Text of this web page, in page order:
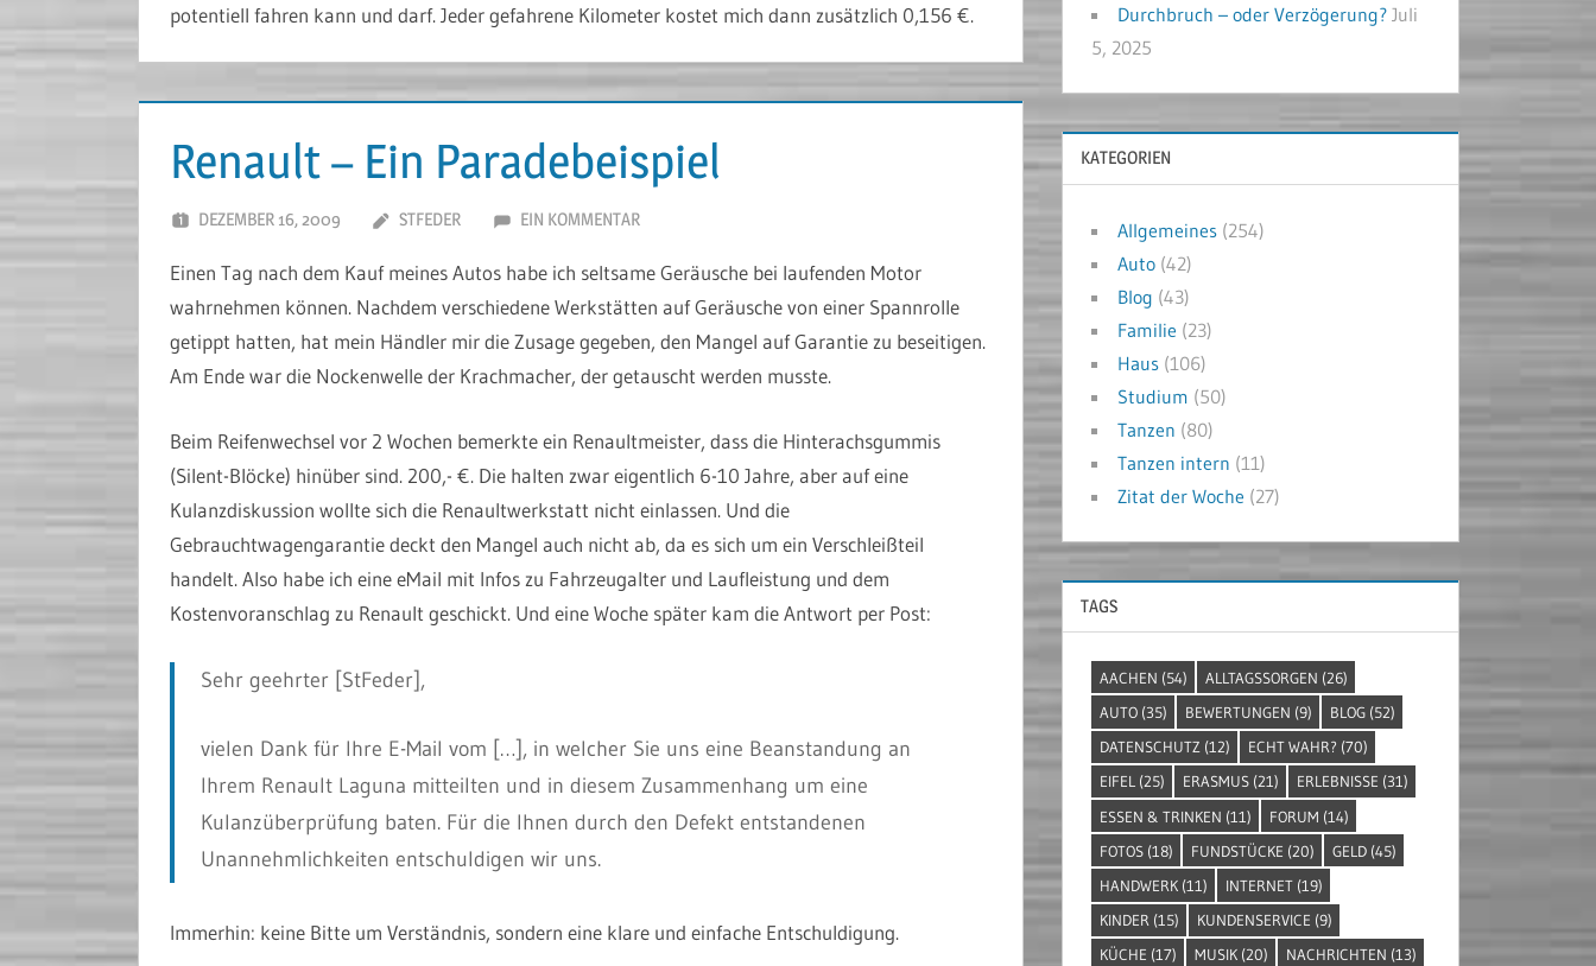
potentiell fahren kann und darf. Jeder gefahrene Kilometer kostet mich dann zusätzlich 0,156 €.
Renault – Ein Paradebeispiel
DEZEMBER 16, 2009 STFEDER EIN KOMMENTAR
Einen Tag nach dem Kauf meines Autos habe ich seltsame Geräusche bei laufenden Motor
wahrnehmen können. Nachdem verschiedene Werkstätten auf Geräusche von einer Spannrolle
getippt hatten, hat mein Händler mir die Zusage gegeben, den Mangel auf Garantie zu beseitigen.
Am Ende war die Nockenwelle der Krachmacher, der getauscht werden musste.
Beim Reifenwechsel vor 2 Wochen bemerkte ein Renaultmeister, dass die Hinterachsgummis
(Silent-Blöcke) hinüber sind. 200,- €. Die halten zwar eigentlich 6-10 Jahre, aber auf eine
Kulanzdiskussion wollte sich die Renaultwerkstatt nicht einlassen. Und die
Gebrauchtwagengarantie deckt den Mangel auch nicht ab, da es sich um ein Verschleißteil
handelt. Also habe ich eine eMail mit Infos zu Fahrzeugalter und Laufleistung und dem
Kostenvoranschlag zu Renault geschickt. Und eine Woche später kam die Antwort per Post:
Sehr geehrter [StFeder],
vielen Dank für Ihre E-Mail vom […], in welcher Sie uns eine Beanstandung an
Ihrem Renault Laguna mitteilten und in diesem Zusammenhang um eine
Kulanzüberprüfung baten. Für die Ihnen durch den Defekt entstandenen
Unannehmlichkeiten entschuldigen wir uns.
Immerhin: keine Bitte um Verständnis, sondern eine klare und einfache Entschuldigung.
Durchbruch – oder Verzögerung? Juli
5, 2025
KATEGORIEN
Allgemeines (254)
Auto (42)
Blog (43)
Familie (23)
Haus (106)
Studium (50)
Tanzen (80)
Tanzen intern (11)
Zitat der Woche (27)
TAGS
AACHEN (54) ALLTAGSSORGEN (26)
AUTO(35) BEWERTUNGEN (9) BLOG(52)
DATENSCHUTZ (12) ECHT WAHR? (70)
EIFEL(25) ERASMUS(21) ERLEBNISSE (31)
ESSEN & TRINKEN (11) FORUM (14)
FOTOS(18) FUNDSTÜCKE (20) GELD(45)
HANDWERK(11) INTERNET(19)
KINDER (15) KUNDENSERVICE (9)
KÜCHE (17) MUSIK(20) NACHRICHTEN (13)